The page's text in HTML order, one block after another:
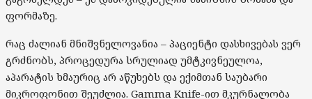
ფორმაზე.
რაც ძალიან მნიშვნელოვანია – პაციენტი დასხივებას ვერ
გრძნობს, პროცედურა სრულიად უმტკივნეულოა,
აპარატის ხმაურიც არ აწუხებს და ექიმთან საუბარი
მიკროფონით შეუძლია. Gamma Knife-ით მკურნალობა